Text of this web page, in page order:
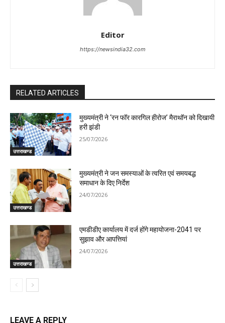
Editor
https://newsindia32.com
RELATED ARTICLES
उत्तराखण्ड
मुख्यमंत्री ने ‘रन फॉर कारगिल हीरोज’ मैराथॉन को दिखायी
हरी झंडी
25/07/2026
उत्तराखण्ड
मुख्यमंत्री ने जन समस्याओं के त्वरित एवं समयबद्ध
समाधान के दिए निर्देश
24/07/2026
उत्तराखण्ड
एमडीडीए कार्यालय में दर्ज होंगे महायोजना-2041 पर
सुझाव और आपत्तियां
24/07/2026
LEAVE A REPLY